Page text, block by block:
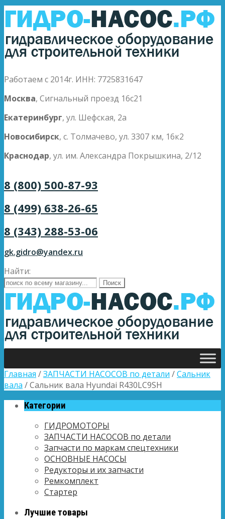
Работаем с 2014г. ИНН: 7725831647
Москва, Сигнальный проезд 16с21
Екатеринбург, ул. Шефская, 2а
Новосибирск, с. Толмачево, ул. 3307 км, 16к2
Краснодар, ул. им. Александра Покрышкина, 2/12
8 (800) 500-87-93
8 (499) 638-26-65
8 (343) 288-53-06
gk.gidro@yandex.ru
Найти:
Главная /ЗАПЧАСТИ НАСОСОВ по детали /Сальник
вала / Сальник вала Hyundai R430LC9SH
Категории
ГИДРОМОТОРЫ
ЗАПЧАСТИ НАСОСОВ по детали
Запчасти по маркам спецтехники
ОСНОВНЫЕ НАСОСЫ
Редукторы и их запчасти
Ремкомплект
Стартер
Лучшие товары